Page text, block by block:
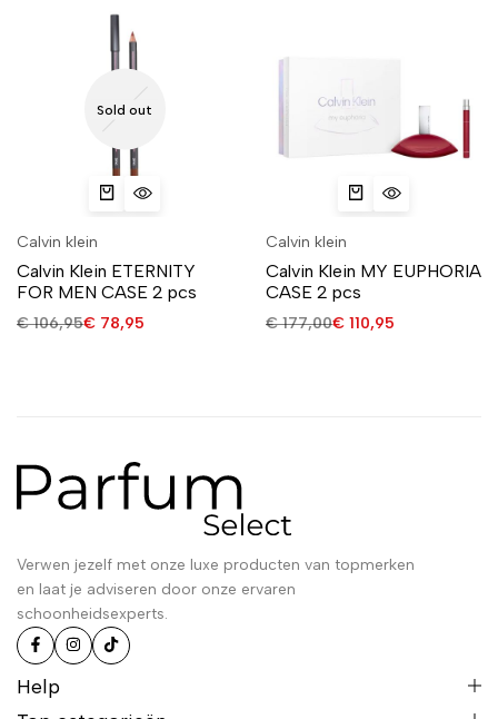
Sold out
Calvin klein
Calvin Klein ETERNITY
FOR MEN CASE 2 pcs
€106,95€ 78,95
Calvin klein
Calvin Klein MY EUPHORIA
CASE 2 pcs
€177,00€ 110,95
Verwen jezelf met onze luxe producten van topmerken
en laat je adviseren door onze ervaren
schoonheidsexperts.
Help